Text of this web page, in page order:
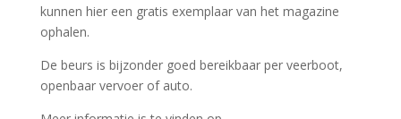
kunnen hier een gratis exemplaar van het magazine
ophalen.
De beurs is bijzonder goed bereikbaar per veerboot,
openbaar vervoer of auto.